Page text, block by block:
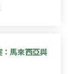
：馬來西亞與